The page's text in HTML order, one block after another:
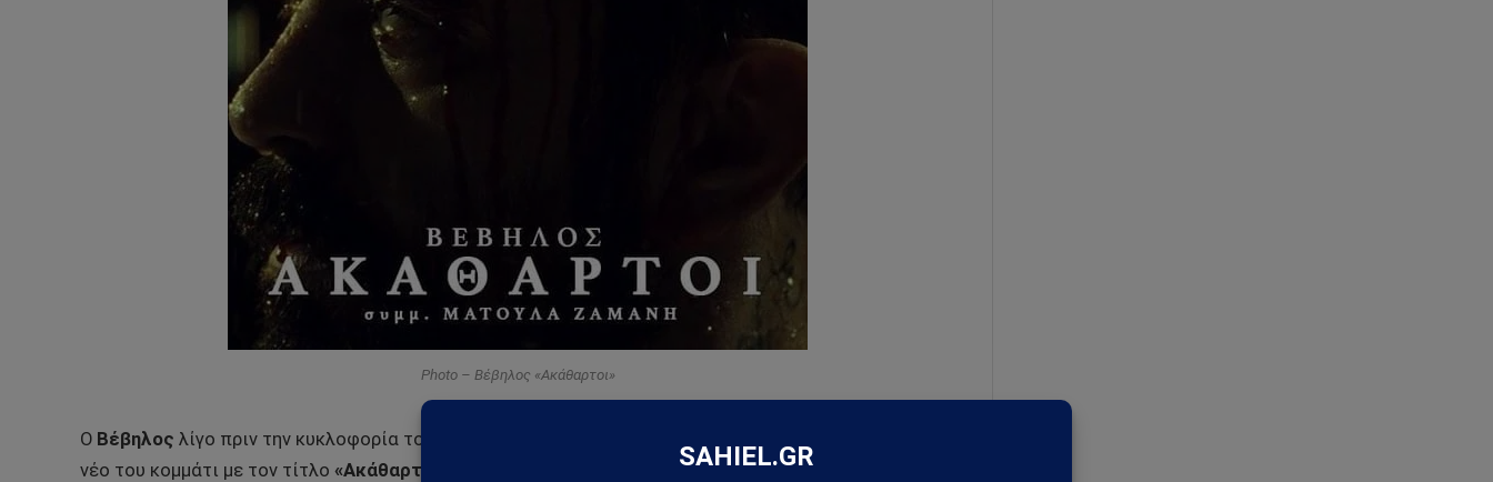
Photo – Βέβηλος «Ακάθαρτοι»
O Βέβηλος λίγο πριν την κυκλοφορία του νέου του δίσκου
νέο του κομμάτι με τον τίτλο «Ακάθαρτοι»,
παρουσιάζονταςένα εξαιρετικό clip σε σενάριο και